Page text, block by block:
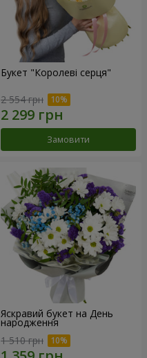
Букет "Королеві серця"
2 554 грн
Замовити
Яскравий букет на День
народження
1 510 грн